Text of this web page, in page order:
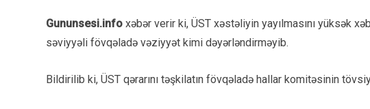
Gununsesi.info xəbər verir ki, ÜST xəstəliyin yayılmasını yüksək
səviyyəli fövqəladə vəziyyət kimi dəyərləndirməyib.
Bildirilib ki, ÜST qərarını təşkilatın fövqəladə hallar komitəsinin